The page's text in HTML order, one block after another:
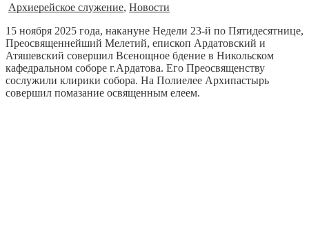
Архиерейское служение, Новости
15 ноября 2025 года, накануне Недели 23-й по Пятидесятнице,
Преосвященнейший Мелетий, епископ Ардатовский и
Атяшевский совершил Всенощное бдение в Никольском
кафедральном соборе г.Ардатова. Его Преосвященству
сослужили клирики собора. На Полиелее Архипастырь
совершил помазание освященным елеем.